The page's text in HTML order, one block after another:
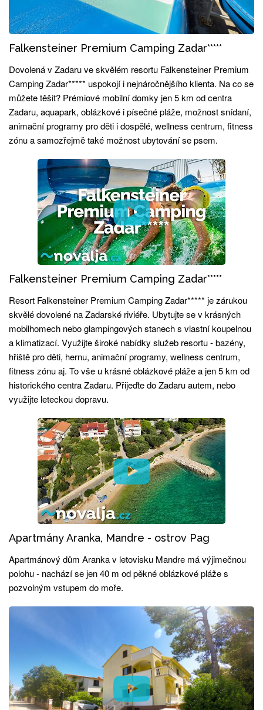
Falkensteiner Premium Camping Zadar*****
Dovolená v Zadaru ve skvělém resortu Falkensteiner Premium
Camping Zadar***** uspokojí i nejnáročnějšího klienta. Na co se
můžete těšit? Prémiové mobilní domky jen 5 km od centra
Zadaru, aquapark, oblázkové i písečné pláže, možnost snídaní,
animační programy pro děti i dospělé, wellness centrum, fitness
zónu a samozřejmě také možnost ubytování se psem.
Falkensteiner Premium Camping Zadar*****
Resort Falkensteiner Premium Camping Zadar***** je zárukou
skvělé dovolené na Zadarské riviéře. Ubytujte se v krásných
mobilhomech nebo glampingových stanech s vlastní koupelnou
a klimatizací. Využijte široké nabídky služeb resortu - bazény,
hřiště pro děti, hernu, animační programy, wellness centrum,
fitness zónu aj. To vše u krásné oblázkové pláže a jen 5 km od
historického centra Zadaru. Přijeďte do Zadaru autem, nebo
využijte leteckou dopravu.
Apartmány Aranka, Mandre - ostrov Pag
Apartmánový dům Aranka v letovisku Mandre má výjimečnou
polohu - nachází se jen 40 m od pěkné oblázkové pláže s
pozvolným vstupem do moře.